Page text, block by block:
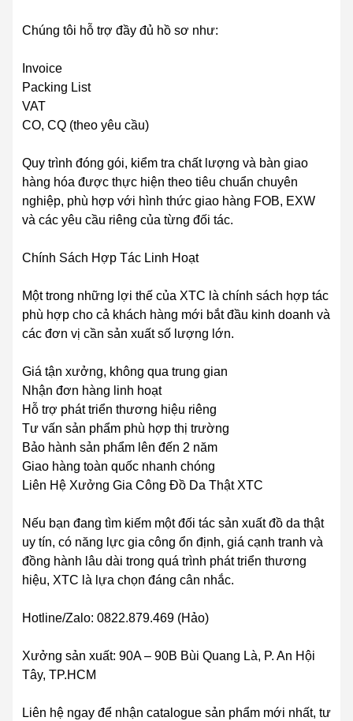
Chúng tôi hỗ trợ đầy đủ hồ sơ như:
Invoice
Packing List
VAT
CO, CQ (theo yêu cầu)
Quy trình đóng gói, kiểm tra chất lượng và bàn giao
hàng hóa được thực hiện theo tiêu chuẩn chuyên
nghiệp, phù hợp với hình thức giao hàng FOB, EXW
và các yêu cầu riêng của từng đối tác.
Chính Sách Hợp Tác Linh Hoạt
Một trong những lợi thế của XTC là chính sách hợp tác
phù hợp cho cả khách hàng mới bắt đầu kinh doanh và
các đơn vị cần sản xuất số lượng lớn.
Giá tận xưởng, không qua trung gian
Nhận đơn hàng linh hoạt
Hỗ trợ phát triển thương hiệu riêng
Tư vấn sản phẩm phù hợp thị trường
Bảo hành sản phẩm lên đến 2 năm
Giao hàng toàn quốc nhanh chóng
Liên Hệ Xưởng Gia Công Đồ Da Thật XTC
Nếu bạn đang tìm kiếm một đối tác sản xuất đồ da thật
uy tín, có năng lực gia công ổn định, giá cạnh tranh và
đồng hành lâu dài trong quá trình phát triển thương
hiệu, XTC là lựa chọn đáng cân nhắc.
Hotline/Zalo: 0822.879.469 (Hảo)
Xưởng sản xuất: 90A – 90B Bùi Quang Là, P. An Hội
Tây, TP.HCM
Liên hệ ngay để nhận catalogue sản phẩm mới nhất, tư